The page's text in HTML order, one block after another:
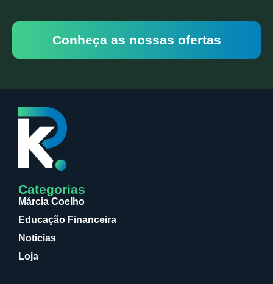
Conheça as nossas ofertas
Categorias
Márcia Coelho
Educação Financeira
Noticias
Loja